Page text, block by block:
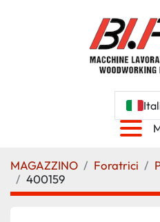
MAGAZZINO Foratrici
400159